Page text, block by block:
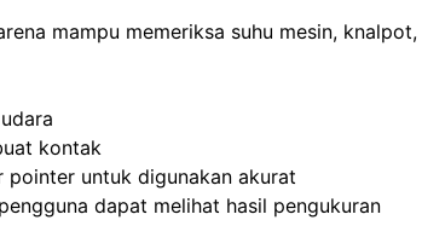
mampu memeriksa suhu mesin, knalpot,
kontak
pointer untuk digunakan akurat
dapat melihat hasil pengukuran